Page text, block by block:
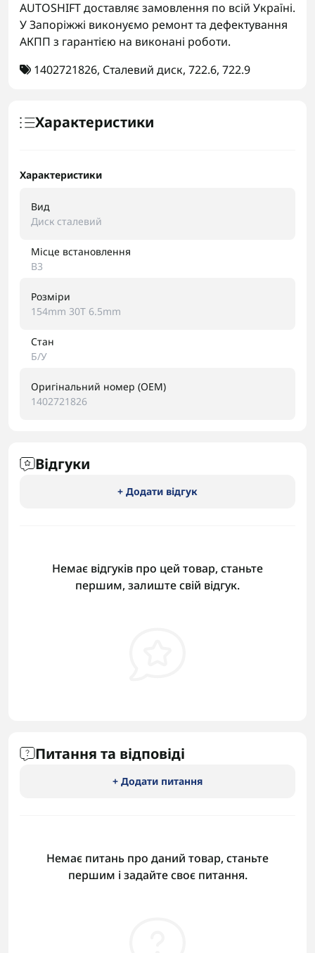
AUTOSHIFT доставляє замовлення по всій Україні.
У Запоріжжі виконуємо ремонт та дефектування
АКПП з гарантією на виконані роботи.
1402721826, Сталевий диск, 722.6, 722.9
Характеристики
Характеристики
Вид
Диск сталевий
Місце встановлення
B3
Розміри
154mm 30T 6.5mm
Стан
Б/У
Оригінальний номер (OEM)
1402721826
Відгуки
+ Додати відгук
Немає відгуків про цей товар, станьте
першим, залиште свій відгук.
Питання та відповіді
+ Додати питання
Немає питань про даний товар, станьте
першим і задайте своє питання.